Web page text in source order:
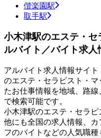
偕楽園駅
取手駅
小木津駅のエステ・
ルバイト／バイト求人
アルバイト求人情報サイ
のエステ・セラピスト・
たお仕事情報を地域、路
で検索可能です。
小木津駅のエステ・セラ
他にも全国の求人情報、
フのバイトなどの人気職種